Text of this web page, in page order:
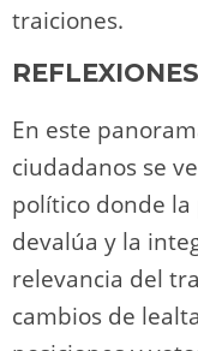
traiciones.
REFLEXIONES
En este
ciudadanos se
político donde
devalúa y la
relevancia del
cambios de